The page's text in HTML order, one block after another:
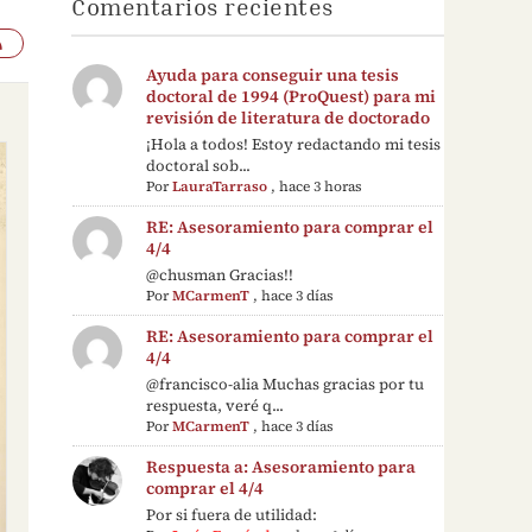
Comentarios recientes
Ayuda para conseguir una tesis
doctoral de 1994 (ProQuest) para mi
revisión de literatura de doctorado
¡Hola a todos! Estoy redactando mi tesis
doctoral sob...
PorLauraTarraso ,hace 3 horas
RE: Asesoramiento para comprar el
4/4
@chusman Gracias!!
PorMCarmenT ,hace 3 días
RE: Asesoramiento para comprar el
4/4
@francisco-alia Muchas gracias por tu
respuesta, veré q...
PorMCarmenT ,hace 3 días
Respuesta a: Asesoramiento para
comprar el 4/4
Por si fuera de utilidad: